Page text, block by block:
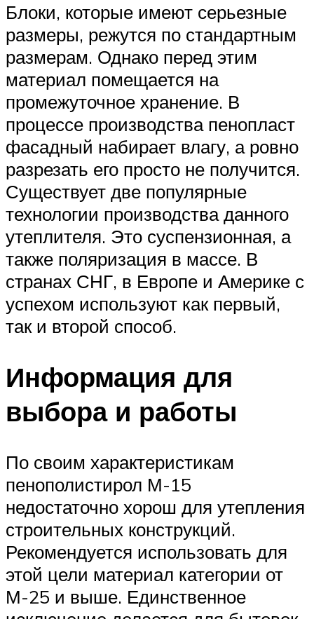
Блоки, которые имеют серьезные
размеры, режутся по стандартным
размерам. Однако перед этим
материал помещается на
промежуточное хранение. В
процессе производства пенопласт
фасадный набирает влагу, а ровно
разрезать его просто не получится.
Существует две популярные
технологии производства данного
утеплителя. Это суспензионная, а
также поляризация в массе. В
странах СНГ, в Европе и Америке с
успехом используют как первый,
так и второй способ.
Информация для
выбора и работы
По своим характеристикам
пенополистирол М-15
недостаточно хорош для утепления
строительных конструкций.
Рекомендуется использовать для
этой цели материал категории от
М-25 и выше. Единственное